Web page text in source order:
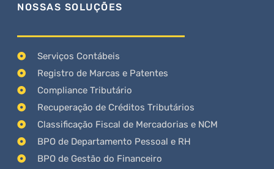
NOSSAS SOLUÇÕES
Serviços Contábeis
Registro de Marcas e Patentes
Compliance Tributário
Recuperação de Créditos Tributários
Classificação Fiscal de Mercadorias e NCM
BPO de Departamento Pessoal e RH
BPO de Gestão do Financeiro